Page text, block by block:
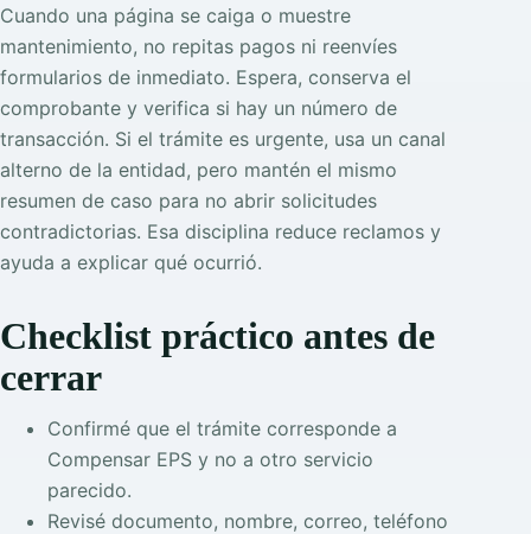
Cuando una página se caiga o muestre
mantenimiento, no repitas pagos ni reenvíes
formularios de inmediato. Espera, conserva el
comprobante y verifica si hay un número de
transacción. Si el trámite es urgente, usa un canal
alterno de la entidad, pero mantén el mismo
resumen de caso para no abrir solicitudes
contradictorias. Esa disciplina reduce reclamos y
ayuda a explicar qué ocurrió.
Checklist práctico antes de
cerrar
Confirmé que el trámite corresponde a
Compensar EPS y no a otro servicio
parecido.
Revisé documento, nombre, correo, teléfono